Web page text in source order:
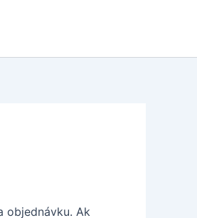
objednávku. Ak